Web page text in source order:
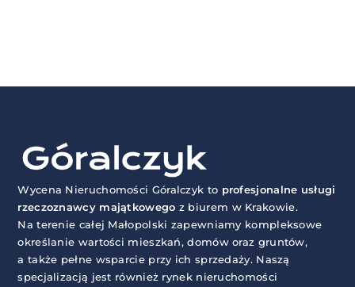
Wycena Nieruchomości Góralczyk to profesjonalne usługi
rzeczoznawcy majątkowego z biurem w Krakowie.
Na terenie całej Małopolski zapewniamy kompleksowe
określanie wartości mieszkań, domów oraz gruntów,
a także pełne wsparcie przy ich sprzedaży. Naszą
specjalizacją jest również rynek nieruchomości